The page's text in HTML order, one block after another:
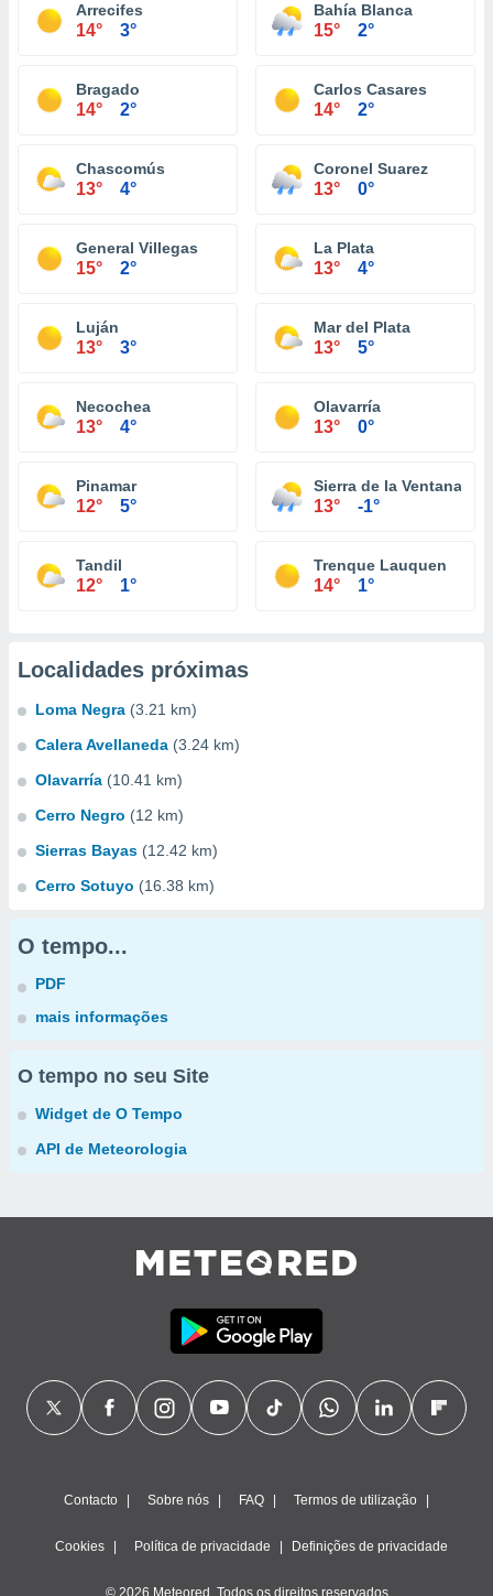
Arrecifes
14° 3°
Bahía Blanca
15° 2°
Bragado
14° 2°
Carlos Casares
14° 2°
Chascomús
13° 4°
Coronel Suarez
13° 0°
General Villegas
15° 2°
La Plata
13° 4°
Luján
13° 3°
Mar del Plata
13° 5°
Necochea
13° 4°
Olavarría
13° 0°
Pinamar
12° 5°
Sierra de la Ventana
13° -1°
Tandil
12° 1°
Trenque Lauquen
14° 1°
Localidades próximas
Loma Negra (3.21 km)
Calera Avellaneda (3.24 km)
Olavarría (10.41 km)
Cerro Negro (12 km)
Sierras Bayas (12.42 km)
Cerro Sotuyo (16.38 km)
O tempo...
PDF
mais informações
O tempo no seu Site
Widget de O Tempo
API de Meteorologia
Contacto Sobre nós FAQ Termos de utilização
Cookies Política de privacidade Definições de privacidade
© 2026 Meteored. Todos os direitos reservados